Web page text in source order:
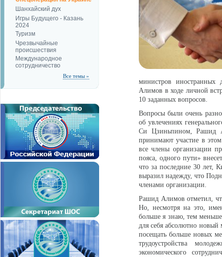
Шанхайский дух
Игры Будущего - Казань
2024
Туризм
Чрезвычайные
происшествия
Международное
сотрудничество
Все темы »
министров иностранных
Алимов в ходе личной
10 заданных вопросов.
Вопросы были очень
об увлечениях
Си Цзиньпином, Рашид
принимают участие в
все члены организации
пояса, одного пути»
что за последние 30 лет,
выразил надежду, что
членами организации.
Рашид Алимов отметил,
Но, несмотря на это,
больше я знаю, тем
для себя абсолютно
посещать больше новых
трудоустройства
экономического